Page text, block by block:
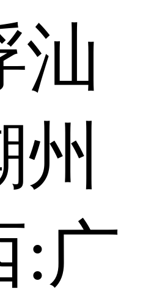
汕
州
:广